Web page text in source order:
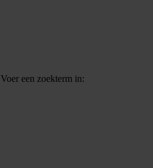
Voer een zoekterm in: